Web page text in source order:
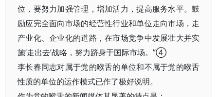
位，要努力加强管理，增加活力，提高服务水平。鼓
励应完全面向市场的经营性行业和单位走向市场，走
产业化、企业化的道路，在市场竞争中发展壮大并实
施‘走出去’战略，努力跻身于国际市场。”④
李长春同志对属于党的喉舌的单位和不属于党的喉舌
性质的单位的运作模式已作了极好说明。